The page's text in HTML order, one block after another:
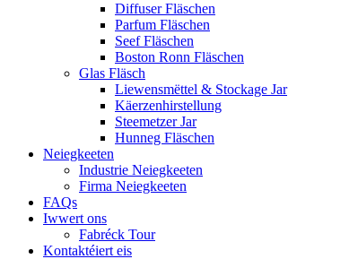
Diffuser Fläschen
Parfum Fläschen
Seef Fläschen
Boston Ronn Fläschen
Glas Fläsch
Liewensmëttel & Stockage Jar
Käerzenhirstellung
Steemetzer Jar
Hunneg Fläschen
Neiegkeeten
Industrie Neiegkeeten
Firma Neiegkeeten
FAQs
Iwwert ons
Fabréck Tour
Kontaktéiert eis